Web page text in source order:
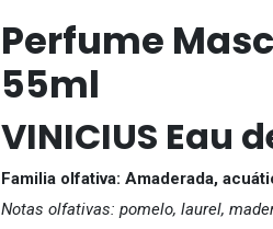
Perfume
55ml
VINICIUS Eau
Familia olfativa: Amaderada,
Notas olfativas: pomelo, laurel,